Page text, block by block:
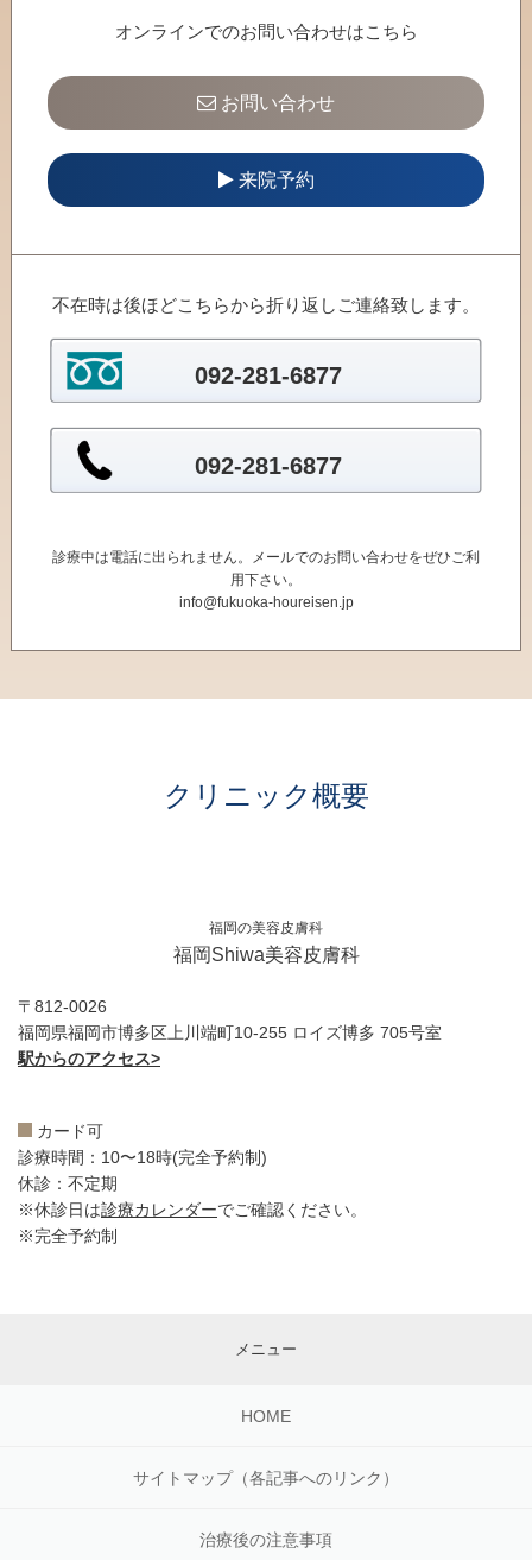
オンラインでのお問い合わせはこちら
お問い合わせ
来院予約
不在時は後ほどこちらから折り返しご連絡致します。
092-281-6877
092-281-6877
診療中は電話に出られません。メールでのお問い合わせをぜひご利
用下さい。
info@fukuoka-houreisen.jp
クリニック概要
福岡の美容皮膚科
福岡Shiwa美容皮膚科
〒812-0026
福岡県福岡市博多区上川端町10-255 ロイズ博多 705号室
駅からのアクセス>
カード可
診療時間：10〜18時(完全予約制)
休診：不定期
※休診日は診療カレンダーでご確認ください。
※完全予約制
メニュー
HOME
サイトマップ（各記事へのリンク）
治療後の注意事項